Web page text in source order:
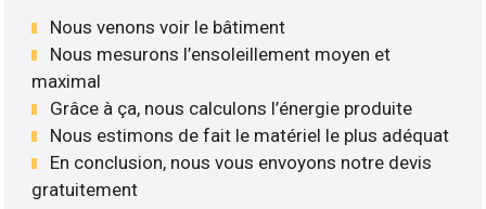
Nous venons voir le bâtiment
Nous mesurons l’ensoleillement moyen et
maximal
Grâce à ça, nous calculons l’énergie produite
Nous estimons de fait le matériel le plus adéquat
En conclusion, nous vous envoyons notre devis
gratuitement